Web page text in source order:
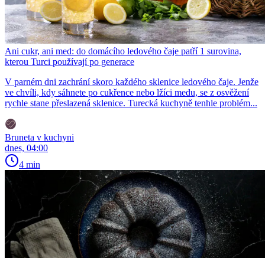
Ani cukr, ani med: do domácího ledového čaje patří 1 surovina,
kterou Turci používají po generace
V parném dni zachrání skoro každého sklenice ledového čaje. Jenže
ve chvíli, kdy sáhnete po cukřence nebo lžíci medu, se z osvěžení
rychle stane přeslazená sklenice. Turecká kuchyně tenhle problém...
Bruneta v kuchyni
dnes, 04:00
4 min